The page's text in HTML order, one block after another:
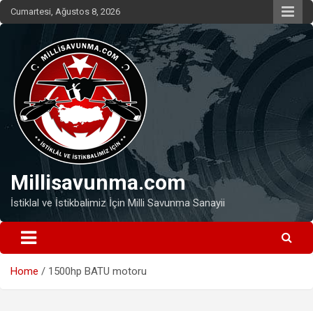
Skip
to
Cumartesi, Ağustos 8, 2026
Millisavunma.com
İstiklal ve İstikbalimiz İçin Milli Savunma Sanayii
Home 1500hp BATU motoru